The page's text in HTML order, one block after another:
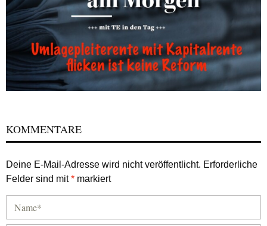
KOMMENTARE
Deine E-Mail-Adresse wird nicht veröffentlicht. Erforderliche
Felder sind mit* markiert